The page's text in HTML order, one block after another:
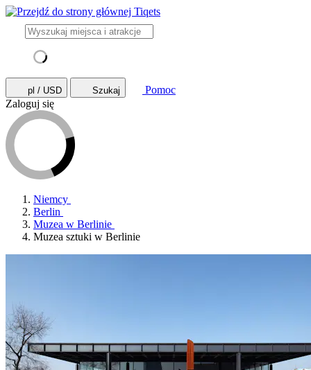
pl / USD Szukaj
Pomoc
Zaloguj się
Niemcy
Berlin
Muzea w Berlinie
Muzea sztuki w Berlinie